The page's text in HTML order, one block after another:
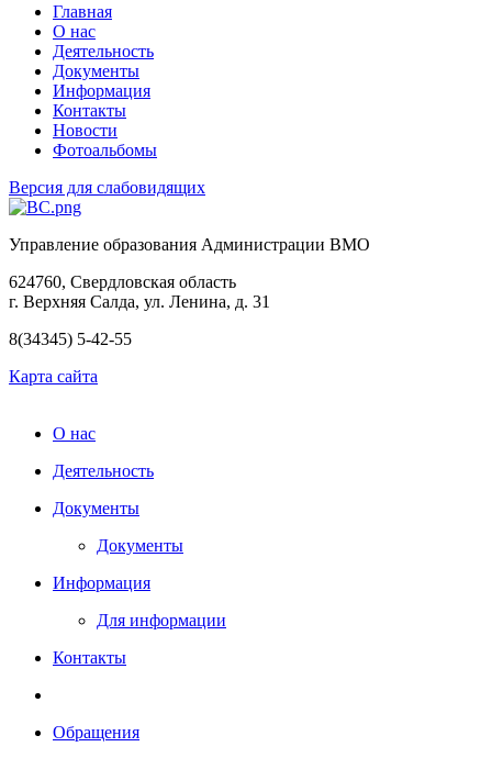
Главная
О нас
Деятельность
Документы
Информация
Контакты
Новости
Фотоальбомы
Версия для слабовидящих
Управление образования Администрации ВМО
624760, Свердловская область
г. Верхняя Салда, ул. Ленина, д. 31
8(34345) 5-42-55
Карта сайта
О нас
Деятельность
Документы
Документы
Информация
Для информации
Контакты
Обращения